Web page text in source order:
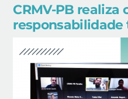
CRMV-PB realiza